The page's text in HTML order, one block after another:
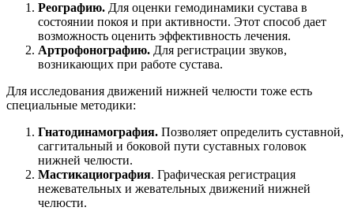
Реографию. Для оценки гемодинамики сустава в
состоянии покоя и при активности. Этот способ дает
возможность оценить эффективность лечения.
Артрофонографию. Для регистрации звуков,
возникающих при работе сустава.
Для исследования движений нижней челюсти тоже есть
специальные методики:
Гнатодинамография. Позволяет определить суставной,
саггитальный и боковой пути суставных головок
нижней челюсти.
Мастикациография. Графическая регистрация
нежевательных и жевательных движений нижней
челюсти.